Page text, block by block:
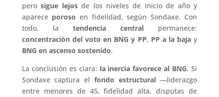
perosigue lejosde los niveles de inicio de año y
aparece poroso en fidelidad, según Sondaxe. Con
todo, la tendencia central permanece:
concentración del voto en BNG y PP, PP a la baja y
BNG en ascenso sostenido.
La conclusión es clara: la inercia favorece al BNG. Si
Sondaxe captura el fondo estructural—liderazgo
entre menores de 45, fidelidad alta, disputas de